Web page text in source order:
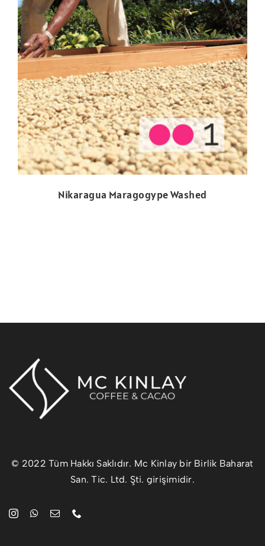
Nikaragua Maragogype Washed
© 2022 Tüm Hakkı Saklıdır. Mc Kinlay bir Birlik Baharat
San. Tic. Ltd. Şti. girişimidir.